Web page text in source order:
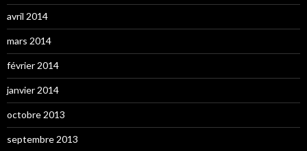
avril 2014
mars 2014
février 2014
janvier 2014
octobre 2013
septembre 2013